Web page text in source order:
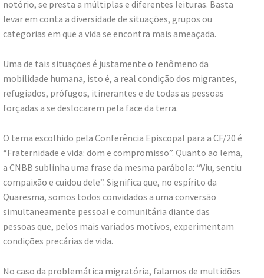
notório, se presta a múltiplas e diferentes leituras. Basta
levar em conta a diversidade de situações, grupos ou
categorias em que a vida se encontra mais ameaçada.
Uma de tais situações é justamente o fenômeno da
mobilidade humana, isto é, a real condição dos migrantes,
refugiados, prófugos, itinerantes e de todas as pessoas
forçadas a se deslocarem pela face da terra.
O tema escolhido pela Conferência Episcopal para a CF/20 é
“Fraternidade e vida: dom e compromisso”. Quanto ao lema,
a CNBB sublinha uma frase da mesma parábola: “Viu, sentiu
compaixão e cuidou dele”. Significa que, no espírito da
Quaresma, somos todos convidados a uma conversão
simultaneamente pessoal e comunitária diante das
pessoas que, pelos mais variados motivos, experimentam
condições precárias de vida.
No caso da problemática migratória, falamos de multidões